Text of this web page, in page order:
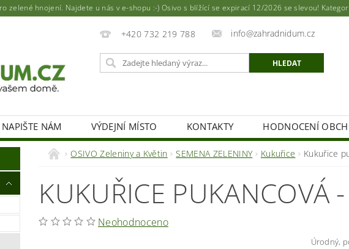
hnojení. Najdete u nás v e-shopu :-) Osivo s blížící se expirací 12/2026 se slevou! Kategorie
+420 732 219 788 info@zahradnidum.cz
NAPIŠTE NÁM VÝDEJNÍ MÍSTO KONTAKTY HODNOCENÍ
OSIVO Zeleniny a Květin SEMENA ZELENINY Kukuřice Kukuřice
KUKUŘICE PUKANCOVÁ
Neohodnoceno
Úrodný,